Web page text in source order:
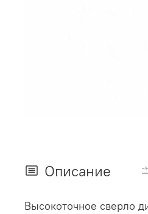
Описание
Высокоточное сверло